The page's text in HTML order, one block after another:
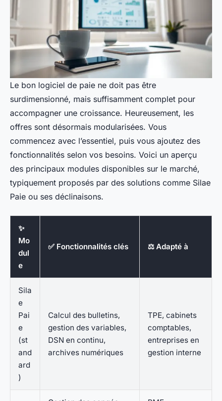
Le bon logiciel de paie ne doit pas être
surdimensionné, mais suffisamment complet pour
accompagner une croissance. Heureusement, les
offres sont désormais modularisées. Vous
commencez avec l’essentiel, puis vous ajoutez des
fonctionnalités selon vos besoins. Voici un aperçu
des principaux modules disponibles sur le marché,
typiquement proposés par des solutions comme Silae
Paie ou ses déclinaisons.
✨
Mo
dul
e
✅ Fonctionnalités clés ⚖️ Adapté à
Sila
e
Pai
e
(st
and
ard
)
Calcul des bulletins,
gestion des variables,
DSN en continu,
archives numériques
TPE, cabinets
comptables,
entreprises en
gestion interne